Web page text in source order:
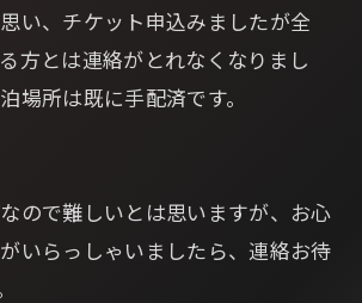
い、チケット申込みましたが全
方とは連絡がとれなくなりまし
場所は既に手配済です。
ので難しいとは思いますが、お心
いらっしゃいましたら、連絡お待